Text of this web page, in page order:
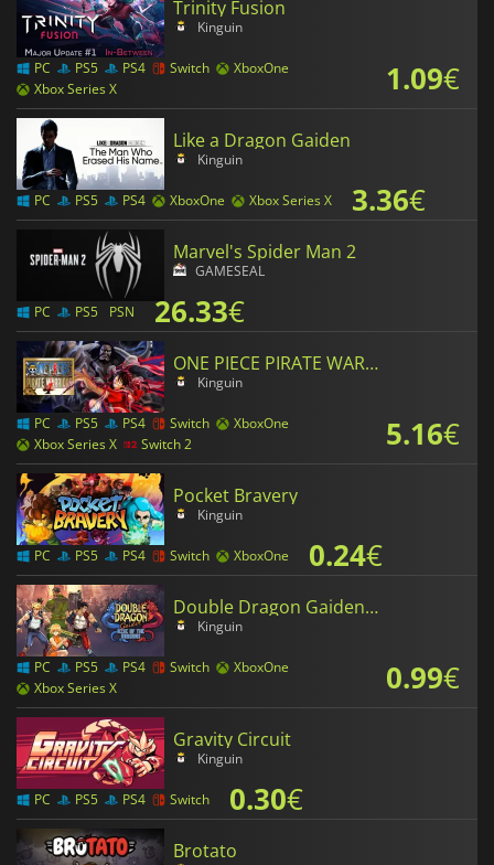
Trinity Fusion
Kinguin
PC PS5 PS4 Switch
XboxOne
Xbox Series X
1.09€
Like a Dragon Gaiden
Kinguin
PC PS5 PS4 XboxOne Xbox Series X 3.36€
Marvel's Spider Man 2
GAMESEAL
PC PS5 PSN 26.33€
ONE PIECE PIRATE WARRIORS 4
Kinguin
PC PS5 PS4 Switch
XboxOne
Xbox Series X
Switch 2 5.16€
Pocket Bravery
Kinguin
PC PS5 PS4 Switch XboxOne 0.24€
Double Dragon Gaiden Rise Of The Dragons
Kinguin
PC PS5 PS4 Switch
XboxOne
Xbox Series X
0.99€
Gravity Circuit
Kinguin
PC PS5 PS4 Switch 0.30€
Brotato